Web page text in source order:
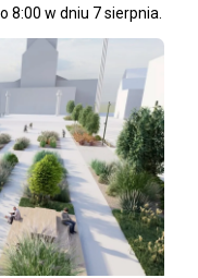
8:00 w dniu 7 sierpnia.